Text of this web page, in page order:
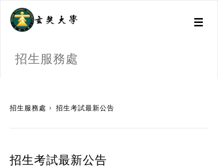
Toggle
招生服務處
招生服務處 招生考試最新公告
招生考試最新公告